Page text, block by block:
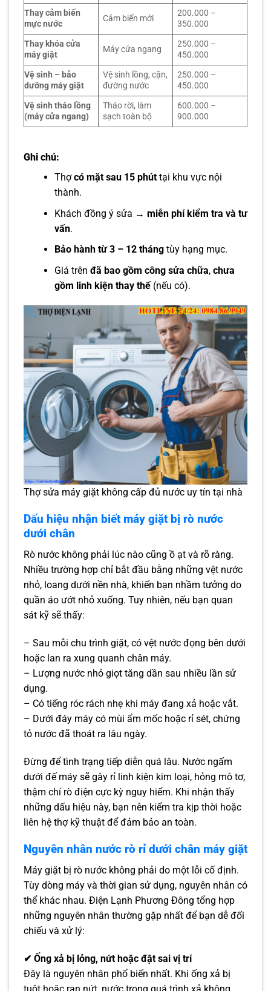
Thay cảm biến
mực nước
Cảm biến mới
200.000 –
350.000
Thay khóa cửa
máy giặt
Máy cửa ngang
250.000 –
450.000
Vệ sinh – bảo
dưỡng máy giặt
Vệ sinh lồng, cặn,
đường nước
250.000 –
450.000
Vệ sinh tháo lồng
(máy cửa ngang)
Tháo rời, làm
sạch toàn bộ
600.000 –
900.000
Ghi chú:
Thợcó mặt sau 15 phúttại khu vực nội
thành.
Khách đồng ý sửa → miễn phí kiểm tra và tư
vấn.
Bảo hành từ 3 – 12 thángtùy hạng mục.
Giá trên đã bao gồm công sửa chữa, chưa
gồm linh kiện thay thế(nếu có).
Thợ sửa máy giặt không cấp đủ nước uy tín tại nhà
Dấu hiệu nhận biết máy giặt bị rò nước
dưới chân
Rò nước không phải lúc nào cũng ồ ạt và rõ ràng.
Nhiều trường hợp chỉ bắt đầu bằng những vệt nước
nhỏ, loang dưới nền nhà, khiến bạn nhầm tưởng do
quần áo ướt nhỏ xuống. Tuy nhiên, nếu bạn quan
sát kỹ sẽ thấy:
– Sau mỗi chu trình giặt, có vệt nước đọng bên dưới
hoặc lan ra xung quanh chân máy.
– Lượng nước nhỏ giọt tăng dần sau nhiều lần sử
dụng.
– Có tiếng róc rách nhẹ khi máy đang xả hoặc vắt.
– Dưới đáy máy có mùi ẩm mốc hoặc rỉ sét, chứng
tỏ nước đã thoát ra lâu ngày.
Đừng để tình trạng tiếp diễn quá lâu. Nước ngấm
dưới đế máy sẽ gây rỉ linh kiện kim loại, hỏng mô tơ,
thậm chí rò điện cực kỳ nguy hiểm. Khi nhận thấy
những dấu hiệu này, bạn nên kiểm tra kịp thời hoặc
liên hệ thợ kỹ thuật để đảm bảo an toàn.
Nguyên nhân nước rò rỉ dưới chân máy giặt
Máy giặt bị rò nước không phải do một lỗi cố định.
Tùy dòng máy và thời gian sử dụng, nguyên nhân có
thể khác nhau. Điện Lạnh Phương Đông tổng hợp
những nguyên nhân thường gặp nhất để bạn dễ đối
chiếu và xử lý:
✔ Ống xả bị lỏng, nứt hoặc đặt sai vị trí
Đây là nguyên nhân phổ biến nhất. Khi ống xả bị